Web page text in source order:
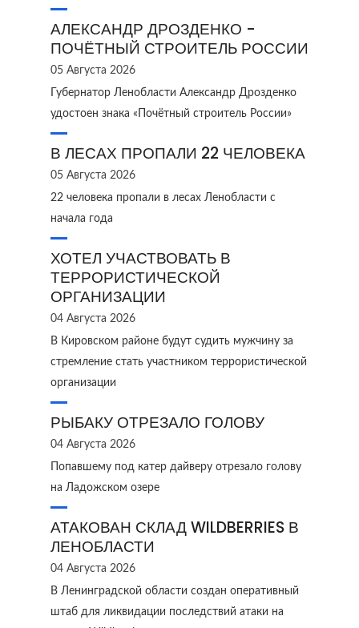
АЛЕКСАНДР ДРОЗДЕНКО -
ПОЧЁТНЫЙ СТРОИТЕЛЬ РОССИИ
05 Августа 2026
Губернатор Ленобласти Александр Дрозденко
удостоен знака «Почётный строитель России»
В ЛЕСАХ ПРОПАЛИ 22 ЧЕЛОВЕКА
05 Августа 2026
22 человека пропали в лесах Ленобласти с
начала года
ХОТЕЛ УЧАСТВОВАТЬ В
ТЕРРОРИСТИЧЕСКОЙ
ОРГАНИЗАЦИИ
04 Августа 2026
В Кировском районе будут судить мужчину за
стремление стать участником террористической
организации
РЫБАКУ ОТРЕЗАЛО ГОЛОВУ
04 Августа 2026
Попавшему под катер дайверу отрезало голову
на Ладожском озере
АТАКОВАН СКЛАД WILDBERRIES В
ЛЕНОБЛАСТИ
04 Августа 2026
В Ленинградской области создан оперативный
штаб для ликвидации последствий атаки на